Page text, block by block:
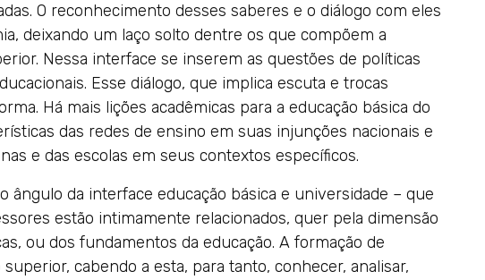
O reconhecimento desses saberes e o diálogo com eles
deixando um laço solto dentre os que compõem a
Nessa interface se inserem as questões de políticas
Esse diálogo, que implica escuta e trocas
Há mais lições acadêmicas para a educação básica do
das redes de ensino em suas injunções nacionais e
e das escolas em seus contextos específicos.
ângulo da interface educação básica e universidade – que
estão intimamente relacionados, quer pela dimensão
ou dos fundamentos da educação. A formação de
cabendo a esta, para tanto, conhecer, analisar,